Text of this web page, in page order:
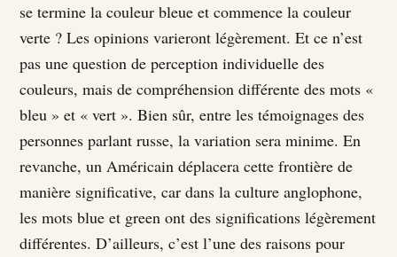
se termine la couleur bleue et commence la couleur
verte ? Les opinions varieront légèrement. Et ce n’est
pas une question de perception individuelle des
couleurs, mais de compréhension différente des mots «
bleu » et « vert ». Bien sûr, entre les témoignages des
personnes parlant russe, la variation sera minime. En
revanche, un Américain déplacera cette frontière de
manière significative, car dans la culture anglophone,
les mots blue et green ont des significations légèrement
différentes. D’ailleurs, c’est l’une des raisons pour